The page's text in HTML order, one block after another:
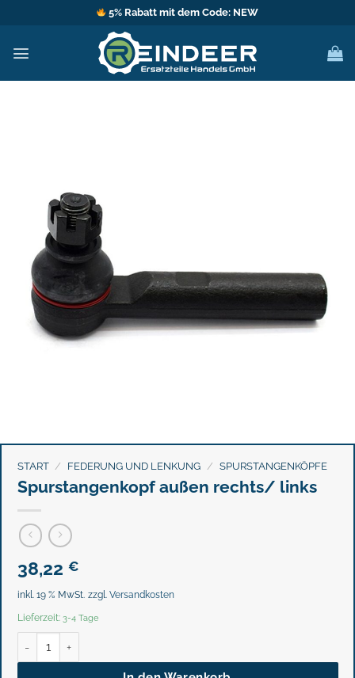
springen
5% Rabatt mit dem Code: NEW
START / FEDERUNG UND LENKUNG / SPURSTANGENKÖPFE
Spurstangenkopf außen rechts/ links
38,22 €
inkl. 19 % MwSt. zzgl. Versandkosten
Lieferzeit: 3-4 Tage